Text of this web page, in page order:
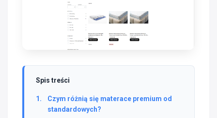
Spis treści
Czym różnią się materace premium od
standardowych?